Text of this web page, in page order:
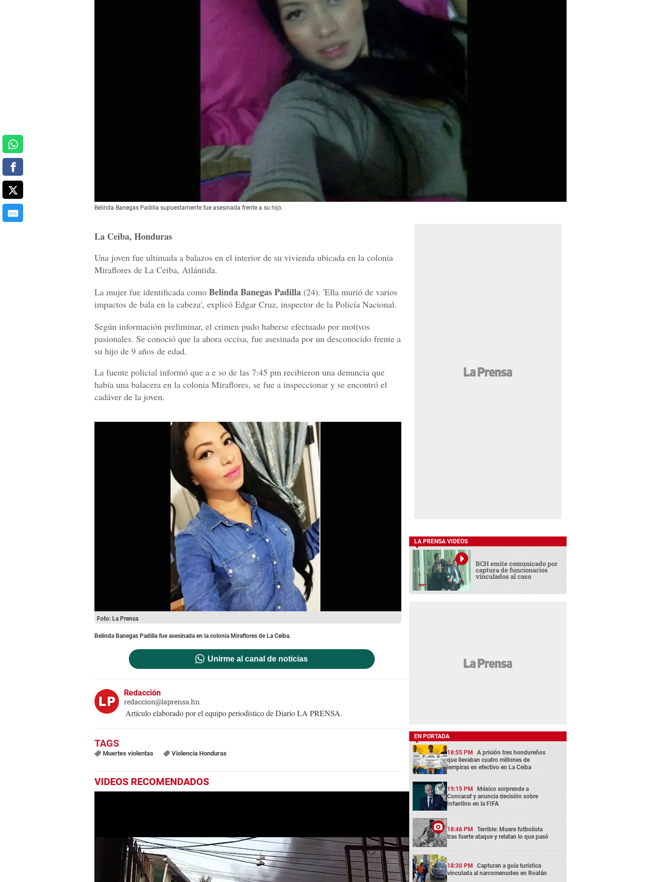
Belinda Banegas Padilla supuestamente fue asesinada frente a su hijo.
La Ceiba, Honduras
Una joven fue ultimada a balazos en el interior de su vivienda ubicada en la colonia
Miraflores de La Ceiba, Atlántida.
La mujer fue identificada como Belinda Banegas Padilla (24). 'Ella murió de varios
impactos de bala en la cabeza', explicó Edgar Cruz, inspector de la Policía Nacional.
Según información preliminar, el crimen pudo haberse efectuado por motivos
pasionales. Se conoció que la ahora occisa, fue asesinada por un desconocido frente a
su hijo de 9 años de edad.
La fuente policial informó que a e so de las 7:45 pm recibieron una denuncia que
había una balacera en la colonia Miraflores, se fue a inspeccionar y se encontró el
cadáver de la joven.
Foto: La Prensa
Belinda Banegas Padilla fue asesinada en la colonia Miraflores de La Ceiba.
Unirme al canal de noticias
Redacción
redaccion@laprensa.hn
Artículo elaborado por el equipo periodístico de Diario LA PRENSA.
Muertes violentas Violencia Honduras
VIDEOS RECOMENDADOS
LA PRENSA VIDEOS
BCH emite comunicado por
captura de funcionarios
vinculados al caso
EN PORTADA
18:55 PM A prisión tres hondureños
que llevaban cuatro millones de
lempiras en efectivo en La Ceiba
19:15 PM México sorprende a
Concacaf y anuncia decisión sobre
Infantino en la FIFA
18:46 PM Terrible: Muere futbolista
tras fuerte ataque y relatan lo que pasó
18:30 PM Capturan a guía turística
vinculada al narcomenudeo en Roatán